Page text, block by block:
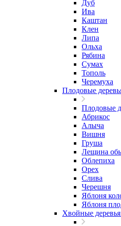
Дуб
Ива
Каштан
Клен
Липа
Ольха
Рябина
Сумах
Тополь
Черемуха
Плодовые
Плодовые
Абрикос
Алыча
Вишня
Груша
Лещина
Облепиха
Орех
Слива
Черешня
Яблоня
Яблоня
Хвойные деревья